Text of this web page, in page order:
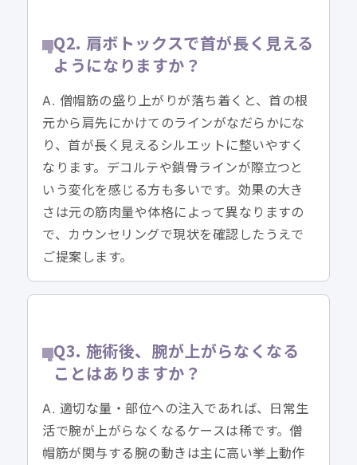
Q2. 肩ボトックスで首が長く見える
ようになりますか？
A. 僧帽筋の盛り上がりが落ち着くと、首の根
元から肩先にかけてのラインがなだらかにな
り、首が長く見えるシルエットに整いやすく
なります。デコルテや鎖骨ラインが際立つと
いう変化を感じる方も多いです。効果の大き
さは元の筋肉量や体格によって異なりますの
で、カウンセリングで現状を確認したうえで
ご提案します。
Q3. 施術後、腕が上がらなくなる
ことはありますか？
A. 適切な量・部位への注入であれば、日常生
活で腕が上がらなくなるケースは稀です。僧
帽筋が関与する腕の動きは主に高い挙上動作